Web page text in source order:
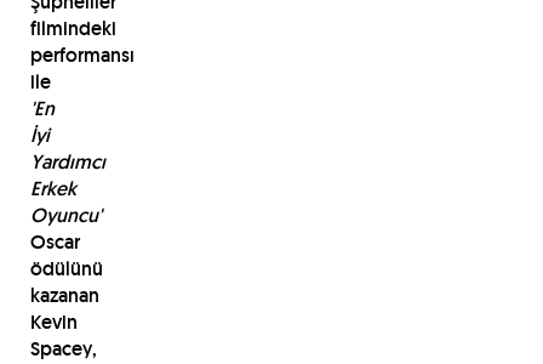
filmindeki
performansı
ile
'En
İyi
Yardımcı
Erkek
Oyuncu'
Oscar
ödülünü
kazanan
Kevin
Spacey,